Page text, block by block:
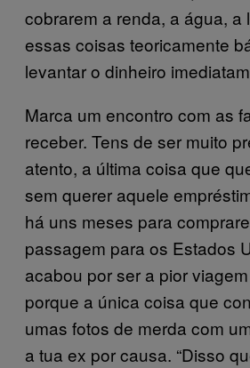
cobrarem a renda, a água, a
essas coisas teoricamente
levantar o dinheiro
Marca um encontro com as
receber. Tens de ser muito
atento, a última coisa que
sem querer aquele
há uns meses para
passagem para os Estados
acabou por ser a pior
porque a única coisa que
umas fotos de merda com
a tua ex por causa. “Disso